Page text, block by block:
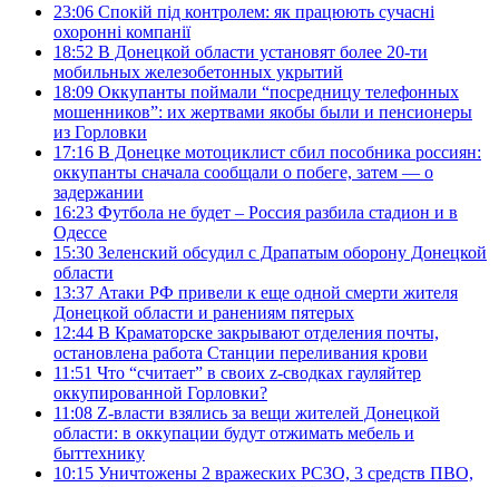
23:06 Спокій під контролем: як працюють сучасні
охоронні компанії
18:52 В Донецкой области установят более 20-ти
мобильных железобетонных укрытий
18:09 Оккупанты поймали “посредницу телефонных
мошенников”: их жертвами якобы были и пенсионеры
из Горловки
17:16 В Донецке мотоциклист сбил пособника россиян:
оккупанты сначала сообщали о побеге, затем — о
задержании
16:23 Футбола не будет – Россия разбила стадион и в
Одессе
15:30 Зеленский обсудил с Драпатым оборону Донецкой
области
13:37 Атаки РФ привели к еще одной смерти жителя
Донецкой области и ранениям пятерых
12:44 В Краматорске закрывают отделения почты,
остановлена работа Станции переливания крови
11:51 Что “считает” в своих z-сводках гауляйтер
оккупированной Горловки?
11:08 Z-власти взялись за вещи жителей Донецкой
области: в оккупации будут отжимать мебель и
быттехнику
10:15 Уничтожены 2 вражеских РСЗО, 3 средств ПВО,